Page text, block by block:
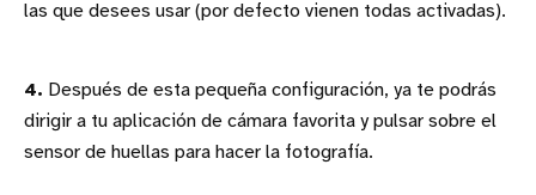
las que desees usar (por defecto vienen todas activadas).
4. Después de esta pequeña configuración, ya te podrás
dirigir a tu aplicación de cámara favorita y pulsar sobre el
sensor de huellas para hacer la fotografía.